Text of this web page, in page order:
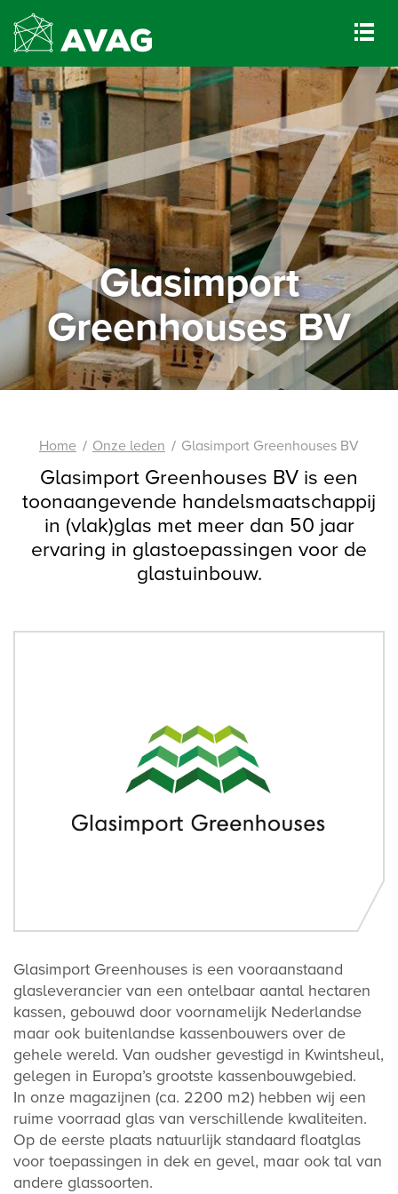
Glasimport
Greenhouses BV
Home Onze leden Glasimport Greenhouses BV
Glasimport Greenhouses BV is een
toonaangevende handelsmaatschappij
in (vlak)glas met meer dan 50 jaar
ervaring in glastoepassingen voor de
glastuinbouw.
Glasimport Greenhouses is een vooraanstaand
glasleverancier van een ontelbaar aantal hectaren
kassen, gebouwd door voornamelijk Nederlandse
maar ook buitenlandse kassenbouwers over de
gehele wereld. Van oudsher gevestigd in Kwintsheul,
gelegen in Europa’s grootste kassenbouwgebied.
In onze magazijnen (ca. 2200 m2) hebben wij een
ruime voorraad glas van verschillende kwaliteiten.
Op de eerste plaats natuurlijk standaard floatglas
voor toepassingen in dek en gevel, maar ook tal van
andere glassoorten.